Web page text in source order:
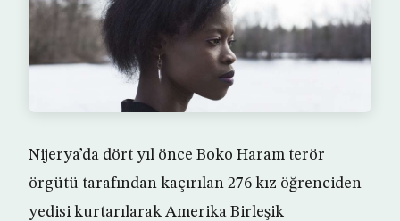
Nijerya’da dört yıl önce Boko Haram terör
örgütü tarafından kaçırılan 276 kız öğrenciden
yedisi kurtarılarak Amerika Birleşik